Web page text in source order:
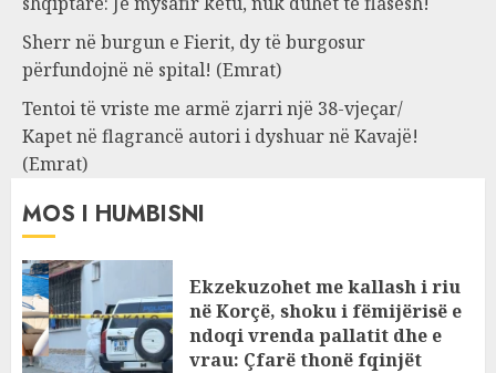
Sherr në burgun e Fierit, dy të burgosur
përfundojnë në spital! (Emrat)
Tentoi të vriste me armë zjarri një 38-vjeçar/
Kapet në flagrancë autori i dyshuar në Kavajë!
(Emrat)
MOS I HUMBISNI
Ekzekuzohet me kallash i riu
në Korçë, shoku i fëmijërisë e
ndoqi vrenda pallatit dhe e
vrau: Çfarë thonë fqinjët